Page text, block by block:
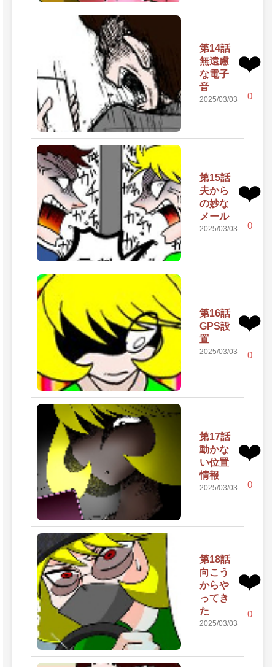
第14話
無遠慮
な電子
音
2025/03/03
❤️
0
第15話
夫から
の妙な
メール
2025/03/03
❤️
0
第16話
GPS設
置
2025/03/03
❤️
0
第17話
動かな
い位置
情報
2025/03/03
❤️
0
第18話
向こう
からや
ってき
た
2025/03/03
❤️
0